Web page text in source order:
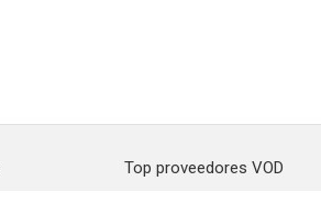
Top proveedores VOD